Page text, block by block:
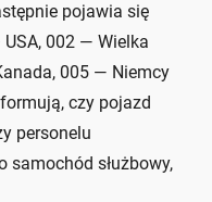
pojawia się
002 — Wielka
005 — Niemcy
czy pojazd
personelu
samochód służbowy,